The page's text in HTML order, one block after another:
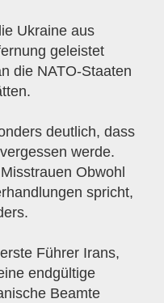
Ukraine aus
geleistet
die NATO-Staaten
deutlich, dass
werde.
Obwohl
spricht,
Führer Irans,
endgültige
Beamte